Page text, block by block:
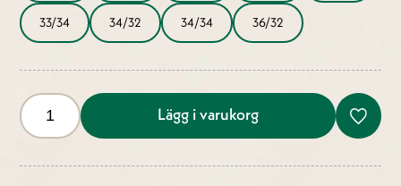
33/34 34/32 34/34 36/32
Lägg i varukorg